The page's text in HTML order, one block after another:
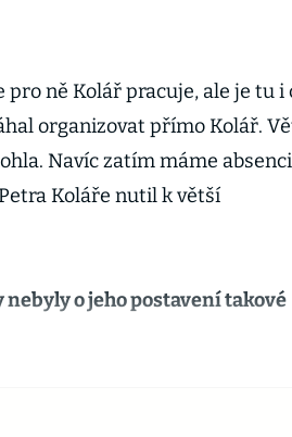
ně Kolář pracuje, ale je tu i
organizovat přímo Kolář.
Navíc zatím máme absenci
Koláře nutil k větší
nebyly o jeho postavení takové